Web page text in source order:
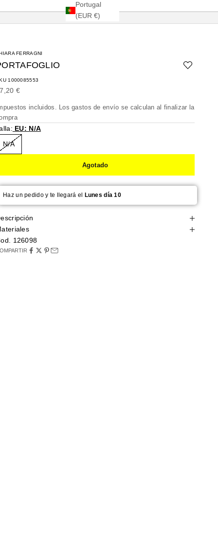
Portugal
(EUR €)
FERRAGNI
1000085553
de oferta
€
incluidos. Losgastos de envío se calculan al finalizar la
EU: N/A
N/A
Agotado
Haz un pedido y te llegará el Lunes día 10
126098